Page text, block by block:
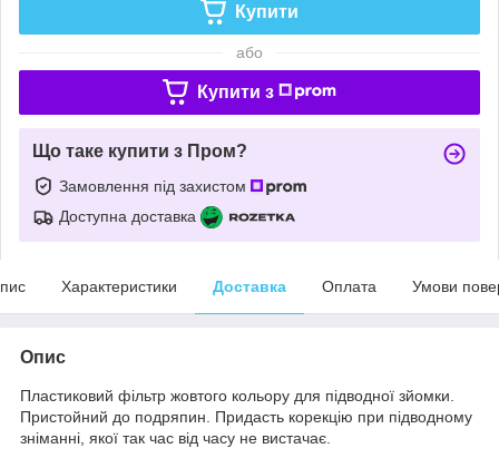
Купити
або
Купити з
Що таке купити з Пром?
Замовлення під захистом
Доступна доставка
Характеристики Доставка Оплата Умови
Опис
Пластиковий фільтр жовтого кольору для підводної зйомки.
Пристойний до подряпин. Придасть корекцію при підводному
зніманні, якої так час від часу не вистачає.